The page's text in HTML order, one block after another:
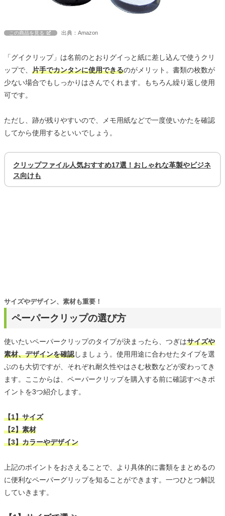
この商品を見る 出典：Amazon
「グイクリップ」は名前のとおりグイっと紙に差し込んで使うクリ
ップで、 片手でカンタンに使用できるのがメリット。書類の枚数が
少ない場合でもしっかりはさんでくれます。もちろん繰り返し使用
可です。
ただし、跡が残りやすいので、メモ用紙などで一度使いかたを確認
してから使用するといいでしょう。
クリップファイル人気おすすめ17選！おしゃれな革製やビジネ
ス向けも
ペーパークリップの選び方
サイズやデザイン、素材も重要！
使いたいペーパークリップのタイプが決まったら、つぎはサイズや
素材、デザインを確認しましょう。使用用途に合わせたタイプを選
ぶのも大切ですが、それぞれ耐久性やはさむ枚数などが変わってき
ます。ここからは、ペーパークリップを購入する前に確認すべきポ
イントを3つ紹介します。
【1】サイズ
【2】素材
【3】カラーやデザイン
上記のポイントをおさえることで、より具体的に書類をまとめるの
に便利なペーパーグリップを知ることができます。一つひとつ解説
していきます。